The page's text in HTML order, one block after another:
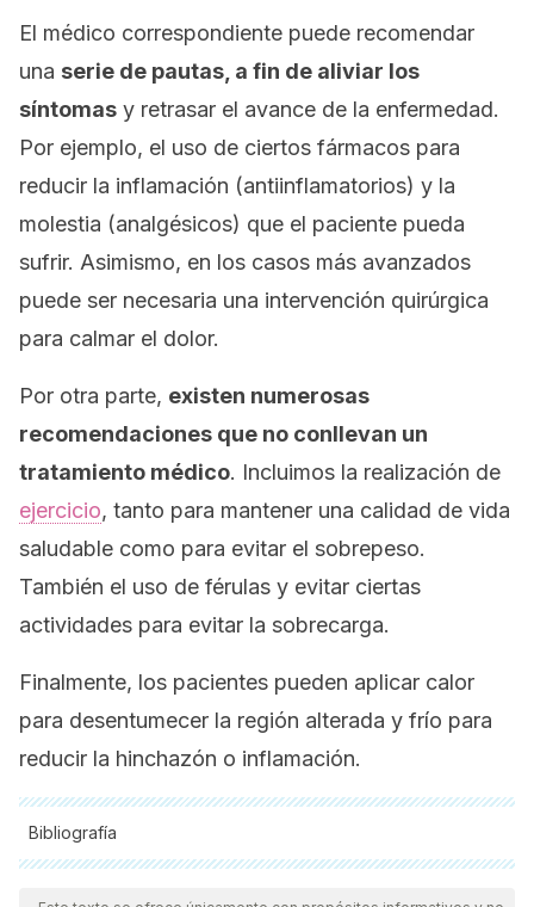
El médico correspondiente puede recomendar
una serie de pautas, a fin de aliviar los
síntomas y retrasar el avance de la enfermedad.
Por ejemplo, el uso de ciertos fármacos para
reducir la inflamación (antiinflamatorios) y la
molestia (analgésicos) que el paciente pueda
sufrir. Asimismo, en los casos más avanzados
puede ser necesaria una intervención quirúrgica
para calmar el dolor.
Por otra parte, existen numerosas
recomendaciones que no conllevan un
tratamiento médico. Incluimos la realización de
ejercicio, tanto para mantener una calidad de vida
saludable como para evitar el sobrepeso.
También el uso de férulas y evitar ciertas
actividades para evitar la sobrecarga.
Finalmente, los pacientes pueden aplicar calor
para desentumecer la región alterada y frío para
reducir la hinchazón o inflamación.
Bibliografía
Todas las fuentes citadas fueron revisadas a profundidad por
nuestro equipo, para asegurar su calidad, confiabilidad,